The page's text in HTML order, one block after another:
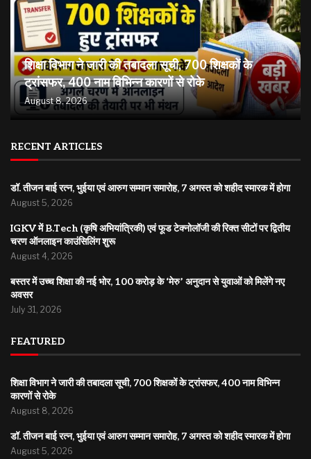
शिक्षा विभाग ने जारी की तबादला सूची, 700 शिक्षकों के
ट्रांसफर, 400 नाम विभिन्न कारणों से रोके
August 8, 2026
RECENT ARTICLES
डॉ. तीजन बाई रत्न, भुईया एवं आरुग सम्मान समारोह, 7 अगस्त को शहीद स्मारक में होगा
August 5, 2026
IGKV में B.Tech (कृषि अभियांत्रिकी) एवं फूड टेक्नोलॉजी की रिक्त सीटों पर द्वितीय
चरण ऑनलाइन काउंसिलिंग शुरू
August 4, 2026
बस्तर में उच्च शिक्षा की नई भोर, 100 करोड़ के ‘मेरु’ अनुदान से युवाओं को मिलेंगे नए
अवसर
July 31, 2026
FEATURED
शिक्षा विभाग ने जारी की तबादला सूची, 700 शिक्षकों के ट्रांसफर, 400 नाम विभिन्न
कारणों से रोके
August 8, 2026
डॉ. तीजन बाई रत्न, भुईया एवं आरुग सम्मान समारोह, 7 अगस्त को शहीद स्मारक में होगा
August 5, 2026